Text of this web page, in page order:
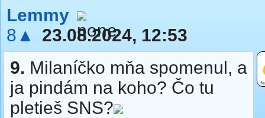
Lemmy
8▲
23.08.2024, 12:53
9. Milaníčko mňa spomenul, a
ja pindám na koho? Čo tu
pletieš SNS?